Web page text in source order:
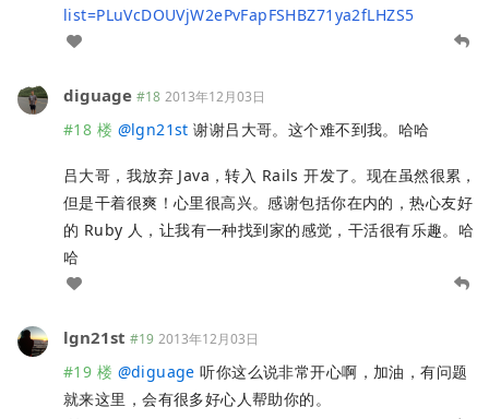
list=PLuVcDOUVjW2ePvFapFSHBZ71ya2fLHZS5
diguage #18 2013年12月03日
#18 楼 @lgn21st 谢谢吕大哥。这个难不到我。哈哈
吕大哥，我放弃 Java，转入 Rails 开发了。现在虽然很累，
但是干着很爽！心里很高兴。感谢包括你在内的，热心友好
的 Ruby 人，让我有一种找到家的感觉，干活很有乐趣。哈
哈
lgn21st #19 2013年12月03日
#19 楼 @diguage 听你这么说非常开心啊，加油，有问题
就来这里，会有很多好心人帮助你的。